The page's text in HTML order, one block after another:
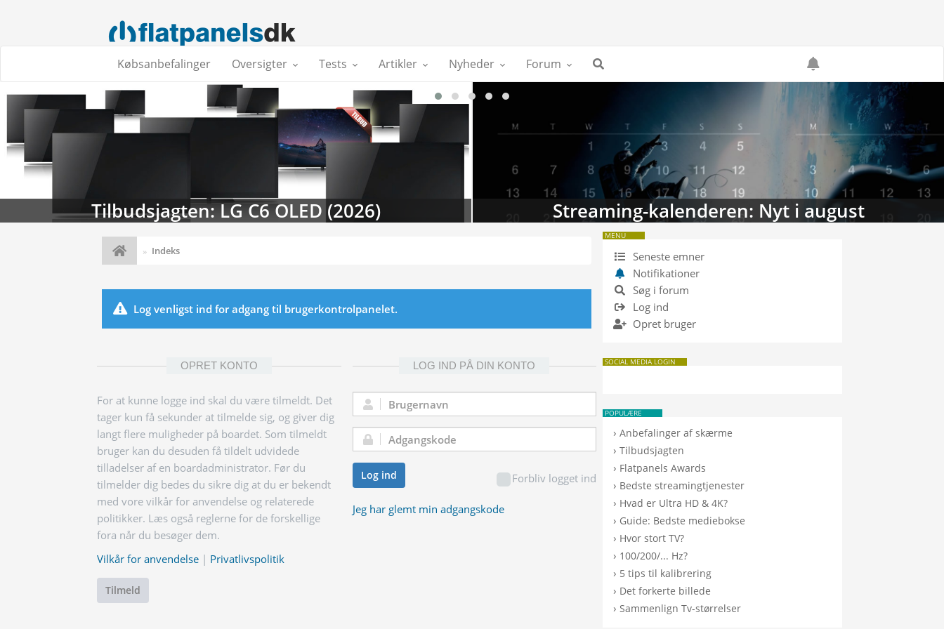
Købsanbefalinger Oversigter Tests Artikler Nyheder Forum
Tilbudsjagten: LG C6 OLED (2026) Streaming-kalenderen: Nyt i august
Indeks
Log venligst ind for adgang til brugerkontrolpanelet.
OPRET KONTO
For at kunne logge ind skal du være tilmeldt. Det
tager kun få sekunder at tilmelde sig, og giver dig
langt flere muligheder på boardet. Som tilmeldt
bruger kan du desuden få tildelt udvidede
tilladelser af en boardadministrator. Før du
tilmelder dig bedes du sikre dig at du er bekendt
med vore vilkår for anvendelse og relaterede
politikker. Læs også reglerne for de forskellige
fora når du besøger dem.
Vilkår for anvendelse | Privatlivspolitik
Tilmeld
LOG IND PÅ DIN KONTO
Brugernavn:
Adgangskode:
Forbliv logget ind
Log ind
Jeg har glemt min adgangskode
MENU
Seneste emner
Notifikationer
Søg i forum
Log ind
Opret bruger
SOCIAL MEDIA LOGIN
POPULÆRE
›Anbefalinger af skærme
›Tilbudsjagten
› Flatpanels Awards
› Bedste streamingtjenester
› Hvad er Ultra HD & 4K?
› Guide: Bedste mediebokse
› Hvor stort TV?
› 100/200/... Hz?
› 5 tips til kalibrering
› Det forkerte billede
›Sammenlign Tv-størrelser